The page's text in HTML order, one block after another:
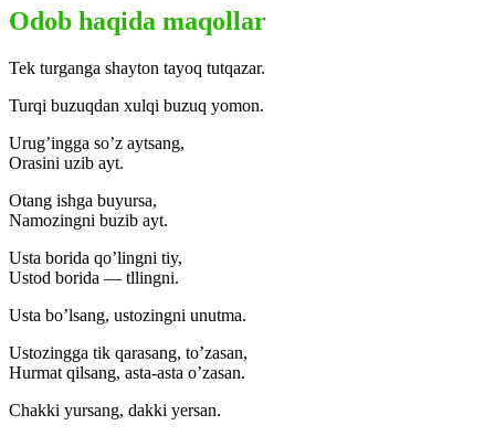
Odob haqida maqollar
Tek turganga shayton tayoq tutqazar.
Turqi buzuqdan xulqi buzuq yomon.
Urug’ingga so’z aytsang,
Orasini uzib ayt.
Otang ishga buyursa,
Namozingni buzib ayt.
Usta borida qo’lingni tiy,
Ustod borida — tllingni.
Usta bo’lsang, ustozingni unutma.
Ustozingga tik qarasang, to’zasan,
Hurmat qilsang, asta-asta o’zasan.
Chakki yursang, dakki yersan.